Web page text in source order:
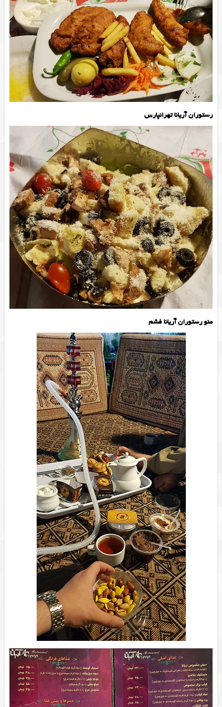
رستوران آریانا تهرانپارس
منو رستوران آریانا فشم